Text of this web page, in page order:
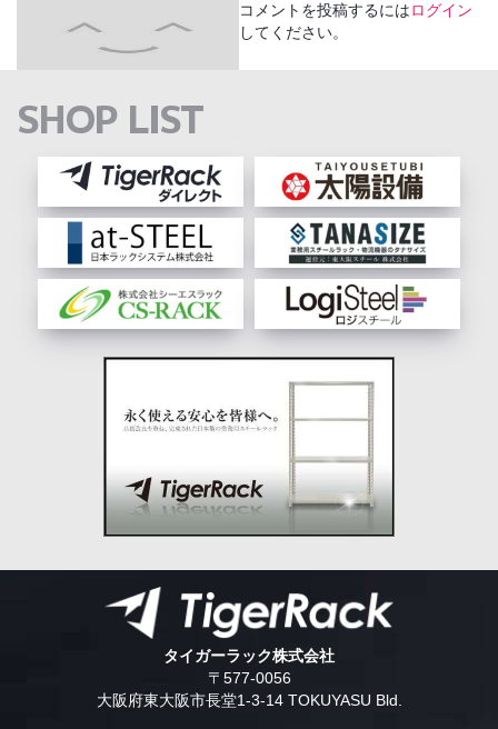
コメントを投稿するにはログイン
してください。
SHOP LIST
タイガーラック株式会社
〒577-0056
大阪府東大阪市長堂1-3-14 TOKUYASU Bld.